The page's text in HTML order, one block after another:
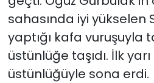
sahasında iyi yükselen
yaptığı kafa vuruşuyla
üstünlüğe taşıdı. İlk
üstünlüğüyle sona erdi.